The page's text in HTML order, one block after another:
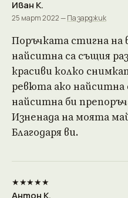
Иван К.
25 март 2022 —Пазарджик
Поръчката стигна
найситна са същия
красиви колко
ревюта ако найситна
найситна би
Изненада на моята
Благодаря ви.
★★★★★
Антон К.